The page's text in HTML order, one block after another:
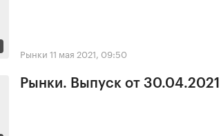
Рынки 11 мая 2021, 09:50
Рынки. Выпуск от 30.04.2021